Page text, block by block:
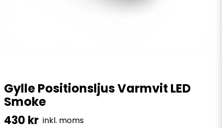
Gylle Positionsljus Varmvit LED
Smoke
430 kr inkl. moms